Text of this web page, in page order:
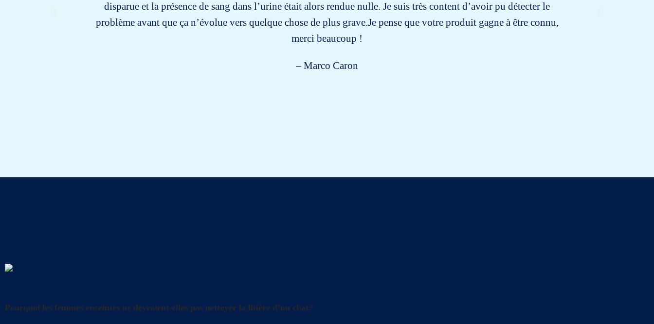
disparue et la présence de sang dans l’urine était alors rendue nulle. Je suis très content d’avoir pu détecter le
problème avant que ça n’évolue vers quelque chose de plus grave.Je pense que votre produit gagne à être connu,
merci beaucoup !
– Marco Caron
Pourquoi les femmes enceintes ne devraient-elles pas nettoyer la litière d’un chat?